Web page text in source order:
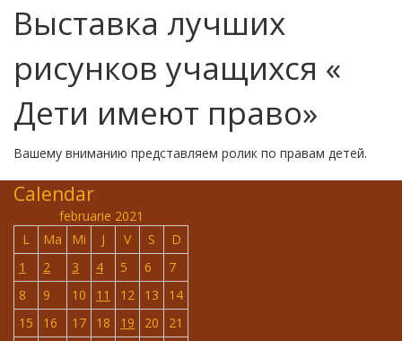
Выставка лучших
рисунков учащихся «
Дети имеют право»
Вашему вниманию представляем ролик по правам детей.
Calendar
februarie 2021
L
Ma Mi J V S
D
1
2 3 4 5 6
7
8
9 10 11 12 13
14
15
16 17 18 19 20
21